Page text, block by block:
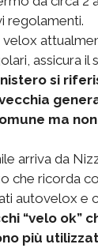
regolamenti.
velox
assicura il
si
ma
arriva da
che ricorda
autovelox e
“velo ok”
più